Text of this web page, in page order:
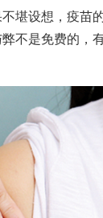
堪设想，疫苗
弊不是免费的，